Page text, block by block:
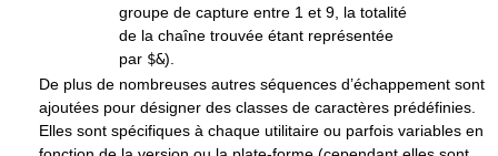
groupe de capture entre 1 et 9, la totalité
de la chaîne trouvée étant représentée
par $&).
De plus de nombreuses autres séquences d’échappement sont
ajoutées pour désigner des classes de caractères prédéfinies.
Elles sont spécifiques à chaque utilitaire ou parfois variables en